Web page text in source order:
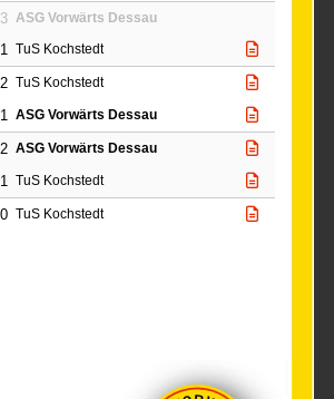
ASG Vorwärts Dessau
TuS Kochstedt
TuS Kochstedt
ASG Vorwärts Dessau
ASG Vorwärts Dessau
TuS Kochstedt
TuS Kochstedt